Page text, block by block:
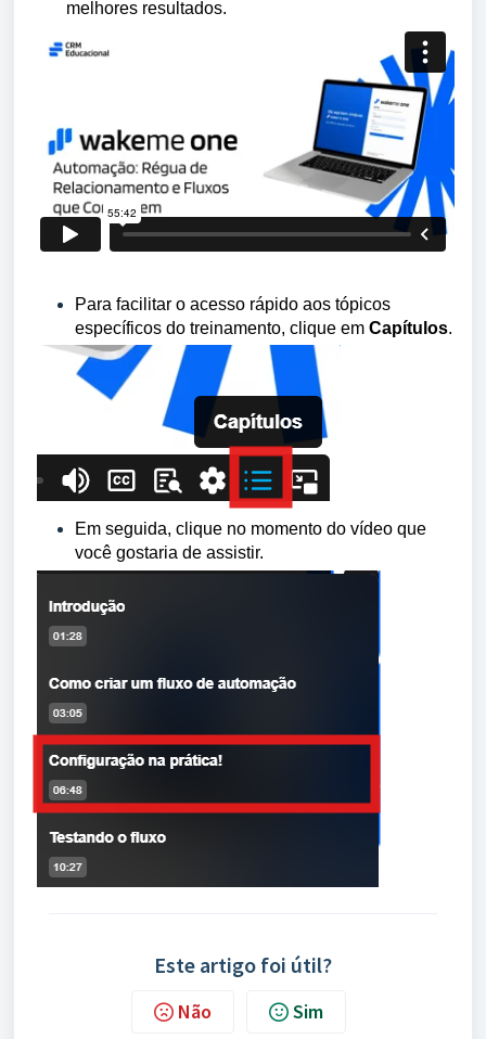
melhores resultados.
Para facilitar o acesso rápido aos tópicos
específicos do treinamento, clique em Capítulos.
Em seguida, clique no momento do vídeo que
você gostaria de assistir.
Este artigo foi útil?
Não Sim